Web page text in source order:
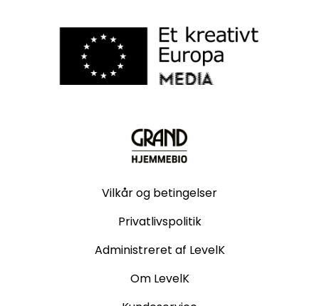
Vilkår og betingelser
Privatlivspolitik
Administreret af LevelK
Om LevelK